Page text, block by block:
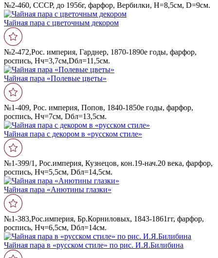
№2-460, СССР, до 1956г, фарфор, Вербилки, Н=8,5см, D=9см.
Чайная пара с цветочным декором
№2-472,Рос. империя, Гарднер, 1870-1890е годы, фарфор,
роспись, Нч=3,7см,Dбл=11,5см.
Чайная пара «Полевые цветы»
№1-409, Рос. империя, Попов, 1840-1850е годы, фарфор,
роспись, Нч=7см, Dбл=13,5см.
Чайная пара с декором в «русском стиле»
№1-399/1, Рос.империя, Кузнецов, кон.19-нач.20 века, фарфор,
роспись, Нч=5,5см, Dбл=14,5см.
Чайная пара «Анютины глазки»
№1-383,Рос.империя, Бр.Корниловых, 1843-1861гг, фарфор,
роспись, Нч=6,5см, Dбл=14см.
Чайная пара в «русском стиле» по рис. И.Я.Билибина